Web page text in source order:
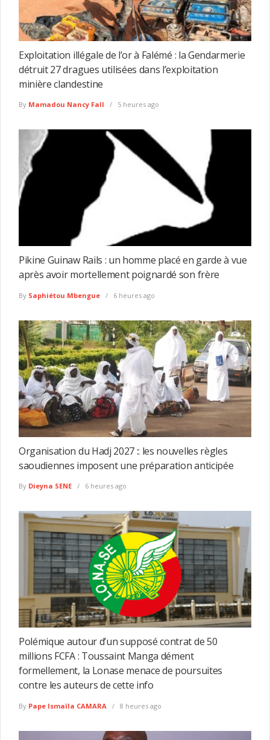
Exploitation illégale de l’or à Falémé : la Gendarmerie
détruit 27 dragues utilisées dans l’exploitation
minière clandestine
By Mamadou Nancy Fall 5 heures ago
Pikine Guinaw Rails : un homme placé en garde à vue
après avoir mortellement poignardé son frère
By Saphiétou Mbengue 6 heures ago
Organisation du Hadj 2027 :: les nouvelles règles
saoudiennes imposent une préparation anticipée
By Dieyna SENE 6 heures ago
Polémique autour d’un supposé contrat de 50
millions FCFA : Toussaint Manga dément
formellement, la Lonase menace de poursuites
contre les auteurs de cette info
By Pape Ismaïla CAMARA 8 heures ago